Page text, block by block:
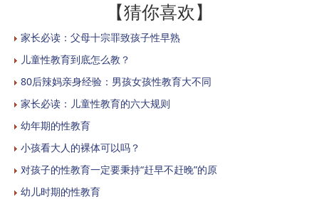
【猜你喜欢】
家长必读：父母十宗罪致孩子性早熟
儿童性教育到底怎么教？
80后辣妈亲身经验：男孩女孩性教育大不同
家长必读：儿童性教育的六大规则
幼年期的性教育
小孩看大人的裸体可以吗？
对孩子的性教育一定要秉持“赶早不赶晚”的原
幼儿时期的性教育